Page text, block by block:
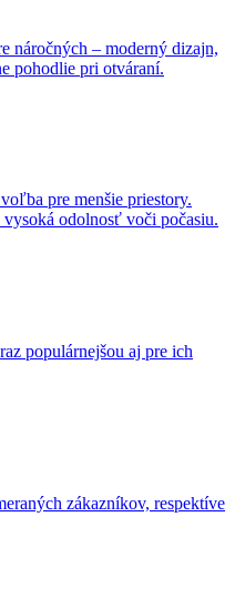
náročných – moderný dizajn,
pohodlie pri otváraní.
pre menšie priestory.
odolnosť voči počasiu.
populárnejšou aj pre ich
zákazníkov, respektíve